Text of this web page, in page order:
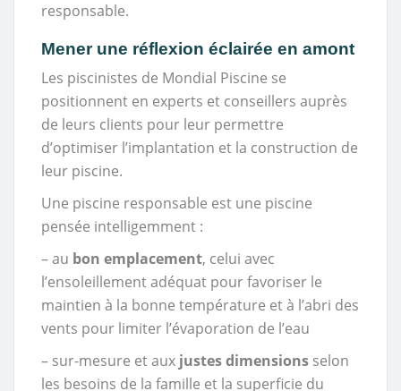
responsable.
Mener une réflexion éclairée en amont
Les piscinistes de Mondial Piscine se
positionnent en experts et conseillers auprès
de leurs clients pour leur permettre
d’optimiser l’implantation et la construction de
leur piscine.
Une piscine responsable est une piscine
pensée intelligemment :
– au bon emplacement, celui avec
l’ensoleillement adéquat pour favoriser le
maintien à la bonne température et à l’abri des
vents pour limiter l’évaporation de l’eau
– sur-mesure et aux justes dimensions selon
les besoins de la famille et la superficie du